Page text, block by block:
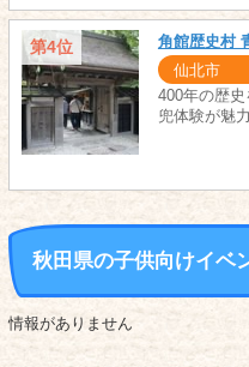
第4位 角館歴史村
仙北市
400年の歴
兜体験が魅力
秋田県の子供向けイベ
情報がありません